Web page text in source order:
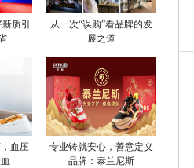
质引
从一次“误购”看品牌的发
展之道
血压
专业铸就安心，善意定义
品牌：泰兰尼斯